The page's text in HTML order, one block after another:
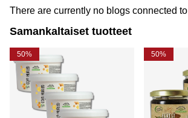
There are currently no blogs connected
Samankaltaiset tuotteet
50% 50%